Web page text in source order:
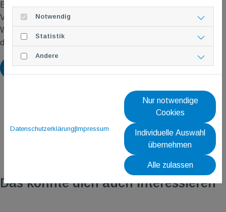
Zurück
Eishockeytrainer und bringt deshalb schon ein gewisses
Verständnis für Fitness und Ausdauer mit in die Gruppe.
Wir freuen uns darauf, Martin in seiner neuen Rolle begrüßen zu
dürfen.
Das könnte dich auch interessieren
Notwendig
Statistik
Andere
Datenschutzerklärung|Impressum
Nur notwendige
Cookies
Individuelle Auswahl
übernehmen
Alle zulassen